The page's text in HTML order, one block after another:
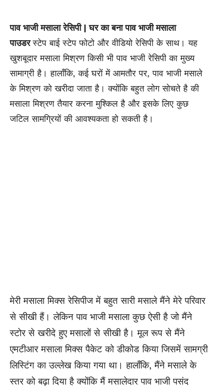
पाव भाजी मसाला रेसिपी | घर का बना पाव भाजी मसाला
पाउडरस्टेप बाई स्टेप फोटो और वीडियो रेसिपी के साथ। यह
खुशबूदार मसाला मिश्रण किसी भी पाव भाजी रेसिपी का मुख्य
सामाग्री है। हालाँकि, कई घरों में आमतौर पर, पाव भाजी मसाले
के मिश्रण को खरीदा जाता है। क्योंकि बहुत लोग सोचते है की
मसाला मिश्रण तैयार करना मुश्किल है और इसके लिए कुछ
जटिल सामग्रियों की आवश्यकता हो सकती है।
मेरी मसाला मिक्स रेसिपीज में बहुत सारी मसाले मैंने मेरे परिवार
से सीखी हैं। लेकिन पाव भाजी मसाला कुछ ऐसी है जो मैंने
स्टोर से खरीदे हुए मसालों से सीखी है। मूल रूप से मैंने
एमटीआर मसाला मिक्स पैकेट को डीकोड किया जिसमें सामग्री
लिस्टिंग का उल्लेख किया गया था। हालाँकि, मैंने मसाले के
स्तर को बढ़ा दिया है क्योंकि मैं मसालेदार पाव भाजी पसंद